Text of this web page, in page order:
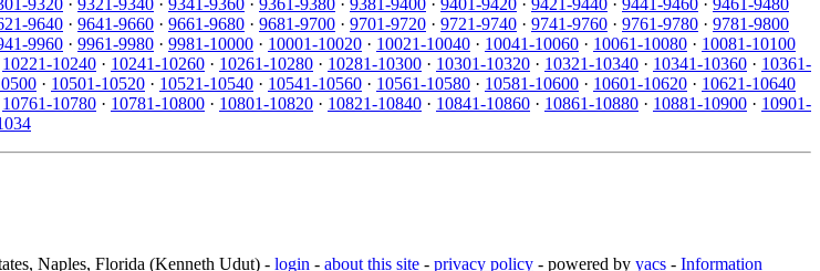
9640 · 9641-9660 · 9661-9680 · 9681-9700 · 9701-9720 · 9721-9740 · 9741-9760 · 9761-9780 · 9781-9800
9960 · 9961-9980 · 9981-10000 · 10001-10020 · 10021-10040 · 10041-10060 · 10061-10080 · 10081-10100
10221-10240 · 10241-10260 · 10261-10280 · 10281-10300 · 10301-10320 · 10321-10340 · 10341-10360 · 10361-
· 10501-10520 · 10521-10540 · 10541-10560 · 10561-10580 · 10581-10600 · 10601-10620 · 10621-10640
10761-10780 · 10781-10800 · 10801-10820 · 10821-10840 · 10841-10860 · 10861-10880 · 10881-10900 · 10901-
Naples, Florida (Kenneth Udut) - login - about this site - privacy policy - powered by yacs - Information